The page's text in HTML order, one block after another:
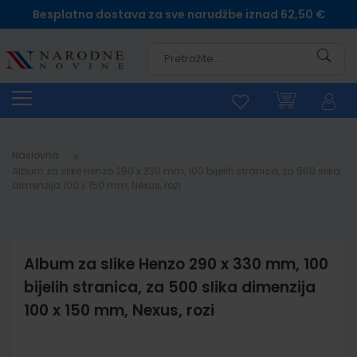
Besplatna dostava za sve narudžbe iznad 62,50 €
Naslovna
Album za slike Henzo 290 x 330 mm, 100
bijelih stranica, za 500 slika dimenzija
100 x 150 mm, Nexus, rozi